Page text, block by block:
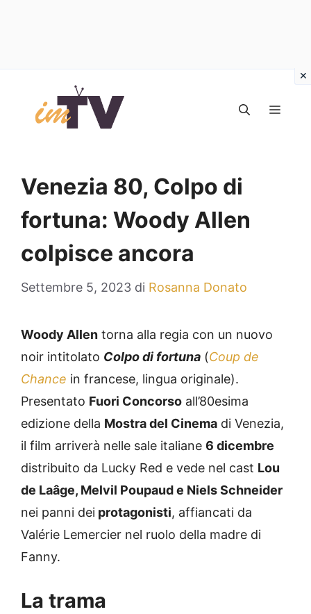
contenuto
Venezia 80, Colpo di
fortuna: Woody Allen
colpisce ancora
Settembre 5, 2023 di Rosanna Donato
Woody Allen torna alla regia con un nuovo
noir intitolato Colpo di fortuna (Coup de
Chance in francese, lingua originale).
Presentato Fuori Concorso all’80esima
edizione della Mostra del Cinema di Venezia,
il film arriverà nelle sale italiane 6 dicembre
distribuito da Lucky Red e vede nel cast Lou
de Laâge, Melvil Poupaud e Niels Schneider
nei panni dei protagonisti, affiancati da
Valérie Lemercier nel ruolo della madre di
Fanny.
La trama